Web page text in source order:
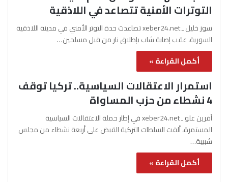
التوترات الأمنية تتصاعد في اللاذقية
سوز خليل ـ xeber24.net تصاعدت حدة التوتر الأمني في مدينة اللاذقية
السورية، عقب إصابة شاب بإطلاق نار من قبل مسلحين…
أكمل القراءة »
استمرار الاعتقالات السياسية.. تركيا توقف
4 نشطاء من حزب المساواة
آفرين علو ـ xeber24.net في إطار حملة الاعتقالات السياسية
المستمرة، ألقت السلطات التركية القبض على أربعة نشطاء من مجلس
شبيبة…
أكمل القراءة »